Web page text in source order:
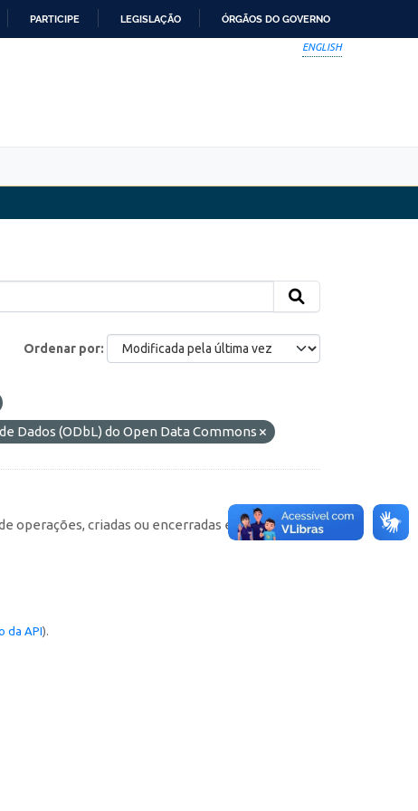
PARTICIPE LEGISLAÇÃO ÓRGÃOS DO GOVERNO
ENGLISH
Ordenar por
Dados (ODbL) do Open Data Commons
operações, criadas ou encerradas em cada
da API).